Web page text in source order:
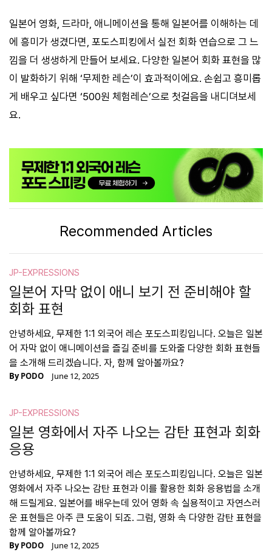
일본어 영화, 드라마, 애니메이션을 통해 일본어를 이해하는 데
에 흥미가 생겼다면, 포도스피킹에서 실전 회화 연습으로 그 느
낌을 더 생생하게 만들어 보세요. 다양한 일본어 회화 표현을 많
이 발화하기 위해 ‘무제한 레슨’이 효과적이에요. 손쉽고 흥미롭
게 배우고 싶다면 ‘500원 체험레슨’으로 첫걸음을 내디뎌보세
요.
Recommended Articles
JP-EXPRESSIONS
일본어 자막 없이 애니 보기 전 준비해야 할
회화 표현
안녕하세요, 무제한 1:1 외국어 레슨 포도스피킹입니다. 오늘은 일본
어 자막 없이 애니메이션을 즐길 준비를 도와줄 다양한 회화 표현들
을 소개해 드리겠습니다. 자, 함께 알아볼까요?
ByPODO June 12, 2025
JP-EXPRESSIONS
일본 영화에서 자주 나오는 감탄 표현과 회화
응용
안녕하세요, 무제한 1:1 외국어 레슨 포도스피킹입니다. 오늘은 일본
영화에서 자주 나오는 감탄 표현과 이를 활용한 회화 응용법을 소개
해 드릴게요. 일본어를 배우는데 있어 영화 속 실용적이고 자연스러
운 표현들은 아주 큰 도움이 되죠. 그럼, 영화 속 다양한 감탄 표현을
함께 알아볼까요?
ByPODO June 12, 2025